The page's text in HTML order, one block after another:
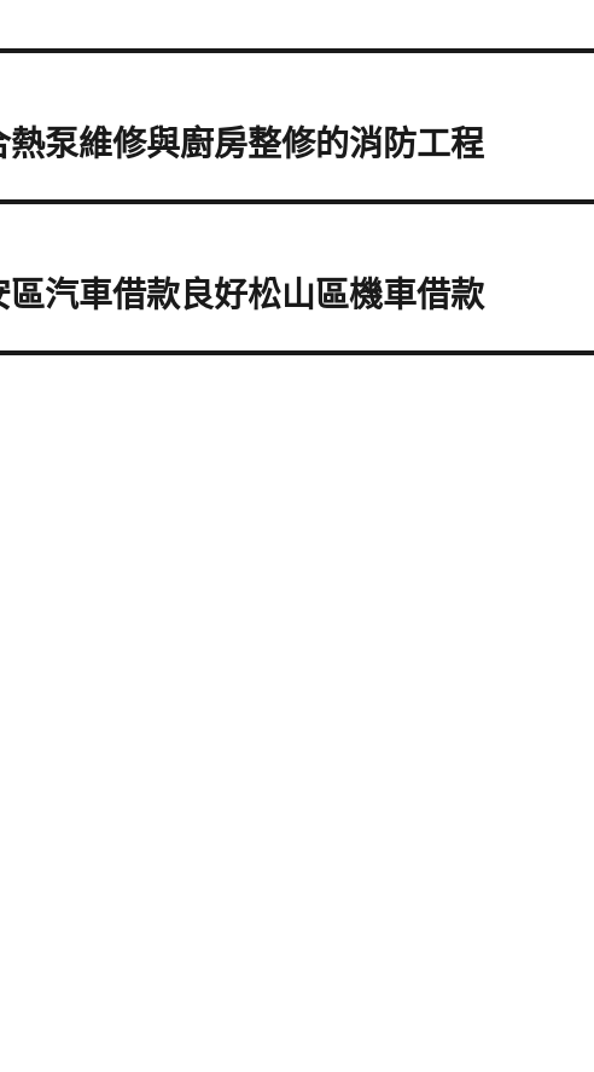
泵維修與廚房整修的消防工程
汽車借款良好松山區機車借款